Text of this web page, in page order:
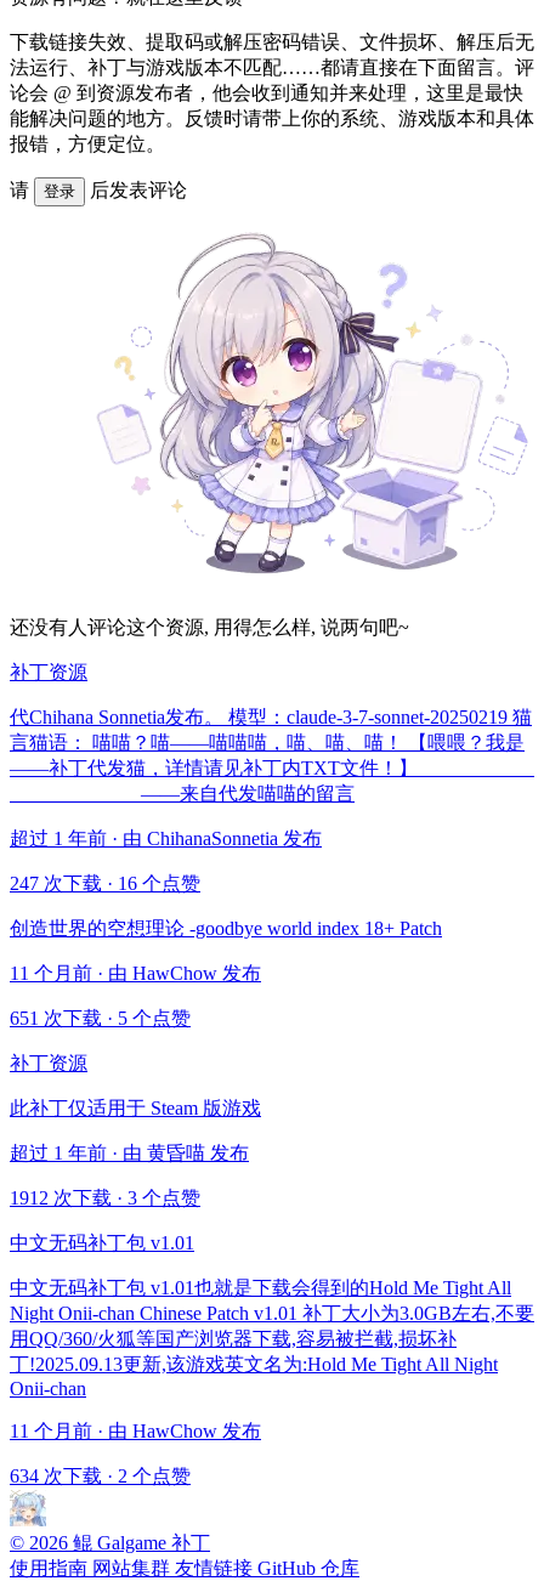
下载链接失效、提取码或解压密码错误、文件损坏、解压后无
法运行、补丁与游戏版本不匹配……都请直接在下面留言。评
论会 @ 到资源发布者，他会收到通知并来处理，这里是最快
能解决问题的地方。反馈时请带上你的系统、游戏版本和具体
报错，方便定位。
请 登录 后发表评论
还没有人评论这个资源, 用得怎么样, 说两句吧~
补丁资源
代Chihana Sonnetia发布。 模型：claude-3-7-sonnet-20250219 猫
言猫语： 喵喵？喵——喵喵喵，喵、喵、喵！ 【喂喂？我是
——补丁代发猫，详情请见补丁内TXT文件！】
——来自代发喵喵的留言
超过 1 年前 · 由 ChihanaSonnetia 发布
247 次下载 · 16 个点赞
创造世界的空想理论 -goodbye world index 18+ Patch
11 个月前 · 由 HawChow 发布
651 次下载 · 5 个点赞
补丁资源
此补丁仅适用于 Steam 版游戏
超过 1 年前 · 由 黄昏喵 发布
1912 次下载 · 3 个点赞
中文无码补丁包 v1.01
中文无码补丁包 v1.01也就是下载会得到的Hold Me Tight All
Night Onii-chan Chinese Patch v1.01 补丁大小为3.0GB左右,不要
用QQ/360/火狐等国产浏览器下载,容易被拦截,损坏补
丁!2025.09.13更新,该游戏英文名为:Hold Me Tight All Night
Onii-chan
11 个月前 · 由 HawChow 发布
634 次下载 · 2 个点赞
© 2026 鲲 Galgame 补丁
使用指南 网站集群 友情链接 GitHub 仓库